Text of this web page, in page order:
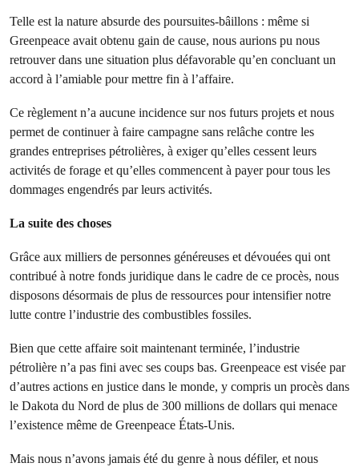
Telle est la nature absurde des poursuites-bâillons : même si
Greenpeace avait obtenu gain de cause, nous aurions pu nous
retrouver dans une situation plus défavorable qu’en concluant un
accord à l’amiable pour mettre fin à l’affaire.
Ce règlement n’a aucune incidence sur nos futurs projets et nous
permet de continuer à faire campagne sans relâche contre les
grandes entreprises pétrolières, à exiger qu’elles cessent leurs
activités de forage et qu’elles commencent à payer pour tous les
dommages engendrés par leurs activités.
La suite des choses
Grâce aux milliers de personnes généreuses et dévouées qui ont
contribué à notre fonds juridique dans le cadre de ce procès, nous
disposons désormais de plus de ressources pour intensifier notre
lutte contre l’industrie des combustibles fossiles.
Bien que cette affaire soit maintenant terminée, l’industrie
pétrolière n’a pas fini avec ses coups bas. Greenpeace est visée par
d’autres actions en justice dans le monde, y compris un procès dans
le Dakota du Nord de plus de 300 millions de dollars qui menace
l’existence même de Greenpeace États-Unis.
Mais nous n’avons jamais été du genre à nous défiler, et nous